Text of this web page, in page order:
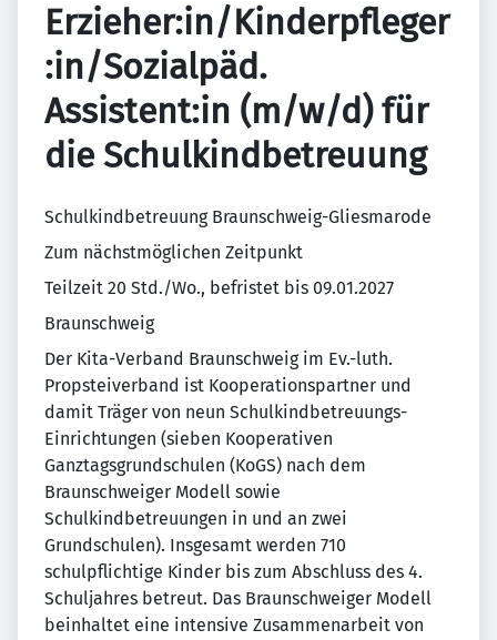
Erzieher:in/Kinderpfleger
:in/Sozialpäd.
Assistent:in (m/w/d) für
die Schulkindbetreuung
Schulkindbetreuung Braunschweig-Gliesmarode
Zum nächstmöglichen Zeitpunkt
Teilzeit 20 Std./Wo., befristet bis 09.01.2027
Braunschweig
Der Kita-Verband Braunschweig im Ev.-luth.
Propsteiverband ist Kooperationspartner und
damit Träger von neun Schulkindbetreuungs-
Einrichtungen (sieben Kooperativen
Ganztagsgrundschulen (KoGS) nach dem
Braunschweiger Modell sowie
Schulkindbetreuungen in und an zwei
Grundschulen). Insgesamt werden 710
schulpflichtige Kinder bis zum Abschluss des 4.
Schuljahres betreut. Das Braunschweiger Modell
beinhaltet eine intensive Zusammenarbeit von